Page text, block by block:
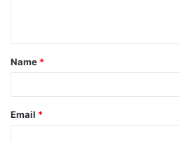
t
*
Name *
Email *